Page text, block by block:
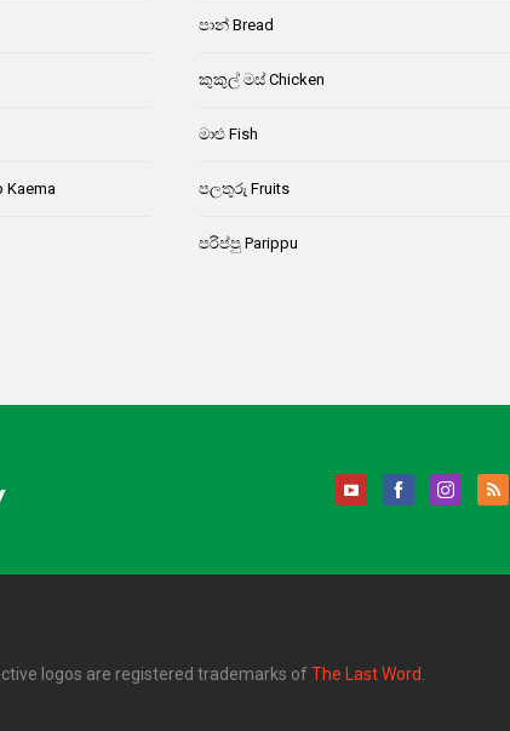
පාන් Bread
කුකුල් මස් Chicken
මාළු Fish
පලතුරු Fruits
පරිප්පු Parippu
logos are registered trademarks of The Last Word